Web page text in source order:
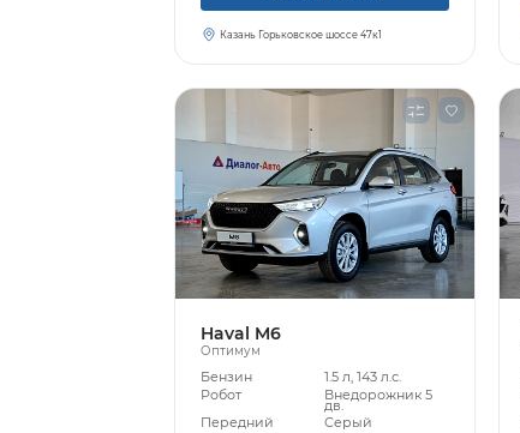
Казань Горьковское шоссе 47к1
Haval M6
Оптимум
Бензин
1.5 л, 143 л.с.
Робот
Внедорожник 5
дв.
Передний
Серый